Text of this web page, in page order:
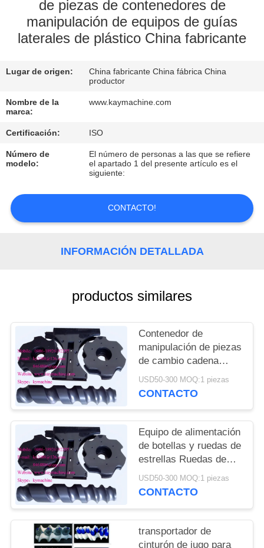
CONTROL
DE
CONTACTO
NOTICIAS
UNA
COTIZACIÓN
PRIVACY
POLICY
de piezas de contenedores de
manipulación de equipos de guías
laterales de plástico China fabricante
Lugar de origen:
China fabricante China fábrica China
productor
Nombre de la
marca:
www.kaymachine.com
Certificación: ISO
Número de
modelo:
El número de personas a las que se refiere
el apartado 1 del presente artículo es el
siguiente:
CONTACTO!
INFORMACIÓN DETALLADA
productos similares
Contenedor de
manipulación de piezas
de cambio cadena
transportadora para
cerveza línea de
alimentación China
fabricante
USD50-300 MOQ:1 piezas
CONTACTO
Equipo de alimentación
de botellas y ruedas de
estrellas Ruedas de
estrellas de plástico y
engranajes de plástico
USD50-300 MOQ:1 piezas
CONTACTO
transportador de
cinturón de jugo para